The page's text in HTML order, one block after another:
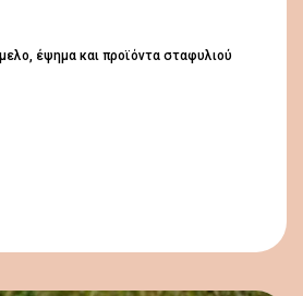
έψημα και προϊόντα σταφυλιού